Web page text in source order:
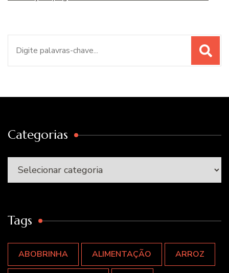
Categorias
Categorias
Tags
ABOBRINHA ALIMENTAÇÃO ARROZ